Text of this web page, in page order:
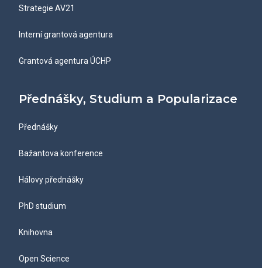
Strategie AV21
Interní grantová agentura
Grantová agentura ÚCHP
Přednášky, Studium a Popularizace
Přednášky
Bažantova konference
Hálovy přednášky
PhD studium
Knihovna
Open Science